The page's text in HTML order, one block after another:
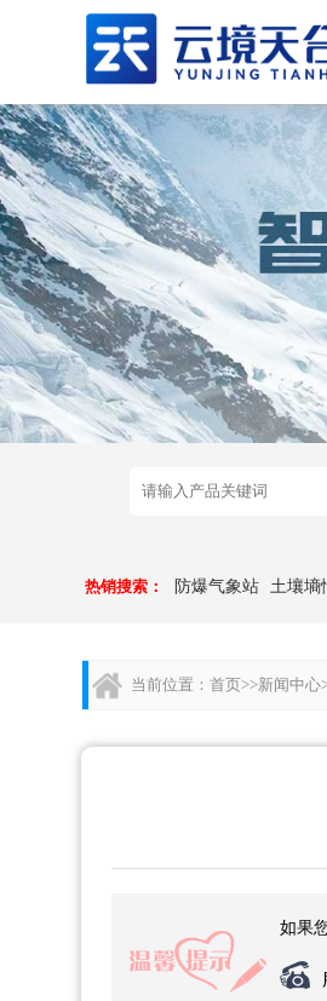
热销搜索： 防爆气象站 土壤墒
当前位置：首页>>新闻中心
如果